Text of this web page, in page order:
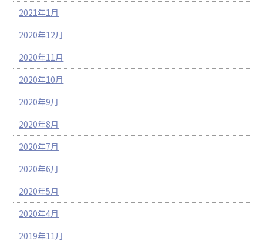
2021年1月
2020年12月
2020年11月
2020年10月
2020年9月
2020年8月
2020年7月
2020年6月
2020年5月
2020年4月
2019年11月